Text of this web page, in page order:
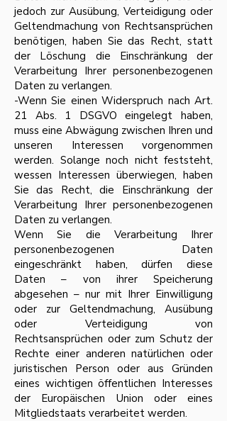
jedoch zur Ausübung, Verteidigung oder
Geltendmachung von Rechtsansprüchen
benötigen, haben Sie das Recht, statt
der Löschung die Einschränkung der
Verarbeitung Ihrer personenbezogenen
Daten zu verlangen.
-Wenn Sie einen Widerspruch nach Art.
21 Abs. 1 DSGVO eingelegt haben,
muss eine Abwägung zwischen Ihren und
unseren Interessen vorgenommen
werden. Solange noch nicht feststeht,
wessen Interessen überwiegen, haben
Sie das Recht, die Einschränkung der
Verarbeitung Ihrer personenbezogenen
Daten zu verlangen.
Wenn Sie die Verarbeitung Ihrer
personenbezogenen Daten
eingeschränkt haben, dürfen diese
Daten – von ihrer Speicherung
abgesehen – nur mit Ihrer Einwilligung
oder zur Geltendmachung, Ausübung
oder Verteidigung von
Rechtsansprüchen oder zum Schutz der
Rechte einer anderen natürlichen oder
juristischen Person oder aus Gründen
eines wichtigen öffentlichen Interesses
der Europäischen Union oder eines
Mitgliedstaats verarbeitet werden.